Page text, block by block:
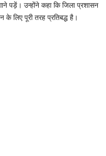
पड़ें। उन्होंने कहा कि जिला प्रशासन
लिए पूरी तरह प्रतिबद्ध है।